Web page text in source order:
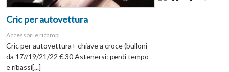
Cric per autovettura
Accessori e ricambi
Cric per autovettura+ chiave a croce (bulloni
da 17//19/21/22 €.30 Astenersi: perdi tempo
e ribassi[...]